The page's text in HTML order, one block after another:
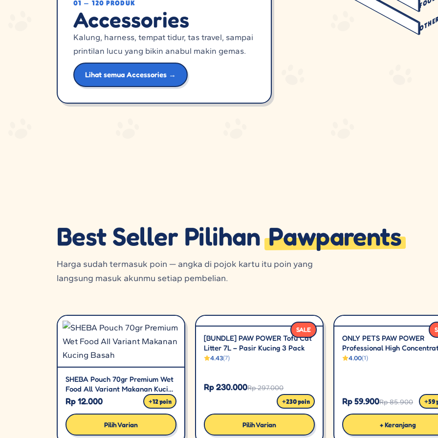
01 — 120 PRODUK
Accessories
Kalung, harness, tempat tidur, tas travel, sampai
printilan lucu yang bikin anabul makin gemas.
Lihat semua Accessories →
Best Seller PilihanPawparents
Harga sudah termasuk poin — angka di pojok kartu itu poin yang
langsung masuk akunmu setiap pembelian.
SHEBA Pouch 70gr Premium Wet
Food All Variant Makanan Kucing
Basah
Rp 12.000 +12poin
Pilih Varian
SALE
[BUNDLE] PAW POWER Tofu Cat
Litter 7L – Pasir Kucing 3 Pack
4.43(7)
Rp 230.000Rp 297.000
+230poin
Pilih Varian
ONLY PETS PAW POWER
Professional High
Serum Shampoo for Dog
4.00(1)
Rp 59.900Rp 85.900 +59
+ Keranjang